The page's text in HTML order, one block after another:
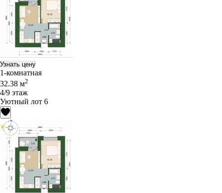
Узнать цену
1-комнатная
32.38 м2
4/9 этаж
Уютный лот 6